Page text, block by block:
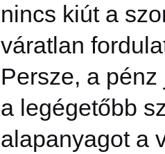
nincs kiút a
váratlan
Persze, a
a legégetőbb
alapanyagot a